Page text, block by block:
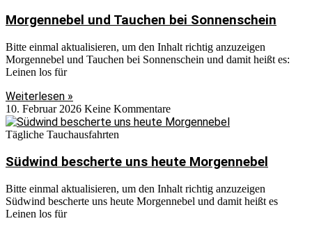
Morgennebel und Tauchen bei Sonnenschein
Bitte einmal aktualisieren, um den Inhalt richtig anzuzeigen
Morgennebel und Tauchen bei Sonnenschein und damit heißt es:
Leinen los für
Weiterlesen »
10. Februar 2026 Keine Kommentare
Tägliche Tauchausfahrten
Südwind bescherte uns heute Morgennebel
Bitte einmal aktualisieren, um den Inhalt richtig anzuzeigen
Südwind bescherte uns heute Morgennebel und damit heißt es
Leinen los für